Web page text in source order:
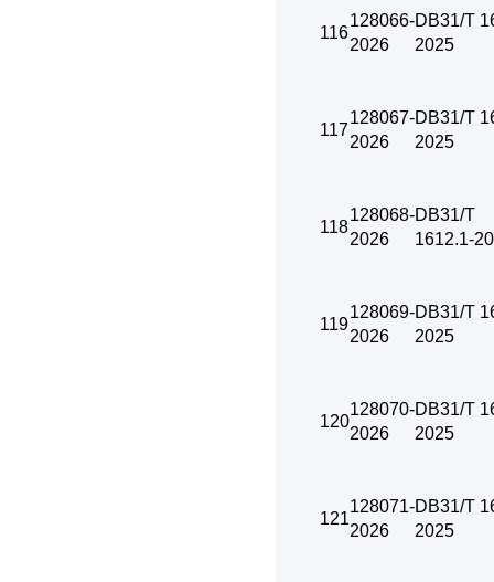
116
128066-
2026
DB31/T
2025
117
128067-
2026
DB31/T
2025
118
128068-
2026
DB31/T
1612.1-
119
128069-
2026
DB31/T
2025
120
128070-
2026
DB31/T
2025
121
128071-
2026
DB31/T
2025